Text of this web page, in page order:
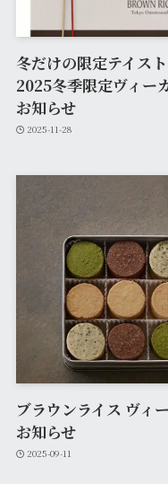
冬だけの限定テイス
2025冬季限定ヴィー
お知らせ
2025-11-28
ブラウンライス ヴィ
お知らせ
2025-09-11